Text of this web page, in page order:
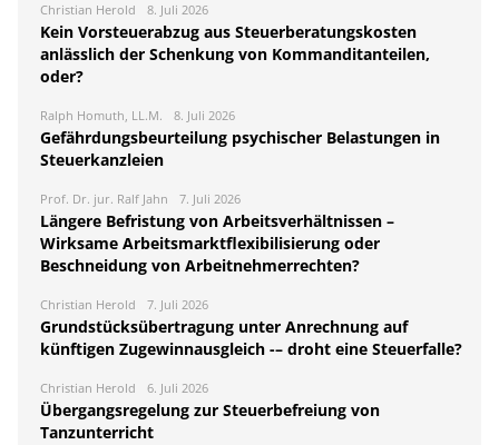
Christian Herold 8. Juli 2026
Kein Vorsteuerabzug aus Steuerberatungskosten
anlässlich der Schenkung von Kommanditanteilen,
oder?
Ralph Homuth, LL.M. 8. Juli 2026
Gefährdungsbeurteilung psychischer Belastungen in
Steuerkanzleien
Prof. Dr. jur. Ralf Jahn 7. Juli 2026
Längere Befristung von Arbeitsverhältnissen –
Wirksame Arbeitsmarktflexibilisierung oder
Beschneidung von Arbeitnehmerrechten?
Christian Herold 7. Juli 2026
Grundstücksübertragung unter Anrechnung auf
künftigen Zugewinnausgleich -– droht eine Steuerfalle?
Christian Herold 6. Juli 2026
Übergangsregelung zur Steuerbefreiung von
Tanzunterricht